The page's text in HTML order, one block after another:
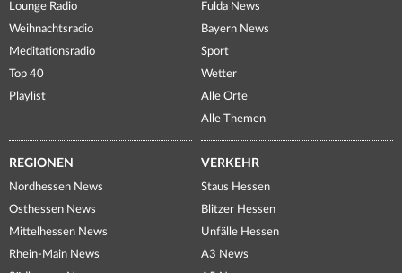
Lounge Radio
Weihnachtsradio
Meditationsradio
Top 40
Playlist
Fulda News
Bayern News
Sport
Wetter
Alle Orte
Alle Themen
REGIONEN
Nordhessen News
Osthessen News
Mittelhessen News
Rhein-Main News
VERKEHR
Staus Hessen
Blitzer Hessen
Unfälle Hessen
A3 News